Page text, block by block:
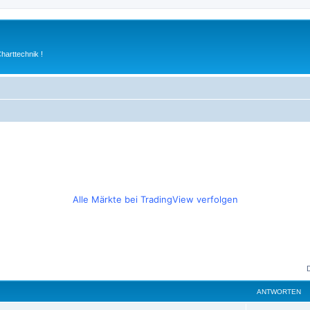
!
Alle Märkte bei TradingView verfolgen
ANTWORTEN